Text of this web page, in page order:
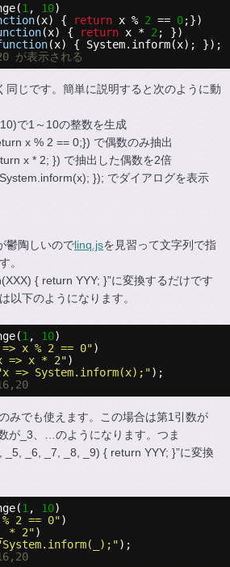
1 , 10)
(x) { return x % 2 == 0;})
(x) { return x * 2 ; })
(x) { System.inform(x); });
表示される
同じです。簡単に説明すると次のように動
で1～10の整数を生成
x % 2 == 0;}) で偶数のみ抽出
x * 2; }) で抽出した偶数を2倍
}); でダイアログを表示
鬱陶しいのでlinq.jsを見習って文字列で指
。
{ return YYY; }”に変換するだけです
以下のようになります。
1 , 10)
x % 2 == 0")
=> x * 2")
=> System.inform(x);");
みでも使えます。この場合は第1引数が
が_3、…のようになります。つま
_5, _6, _7, _8, _9) { return YYY; }”に変換
1 , 10)
2 == 0")
* 2")
);